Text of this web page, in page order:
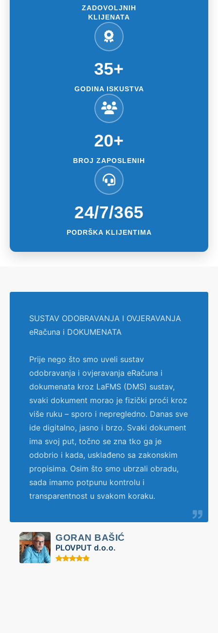
ZADOVOLJNIH
KLIJENATA
35+
GODINA ISKUSTVA
20+
BROJ ZAPOSLENIH
24/7/365
PODRŠKA KLIJENTIMA
SUSTAV ODOBRAVANJA I OVJERAVANJA
eRačuna i DOKUMENATA
Prije nego što smo uveli sustav
odobravanja i ovjeravanja eRačuna i
dokumenata kroz LaFMS (DMS) sustav,
svaki dokument morao je fizički proći kroz
više ruku – sporo i nepregledno. Danas sve
ide digitalno, jasno i brzo. Svaki dokument
ima svoj put, točno se zna tko ga je
odobrio i kada, usklađeno sa zakonskim
propisima. Osim što smo ubrzali obradu,
sada imamo potpunu kontrolu i
transparentnost u svakom koraku.
GORAN BAŠIĆ
PLOVPUT d.o.o.